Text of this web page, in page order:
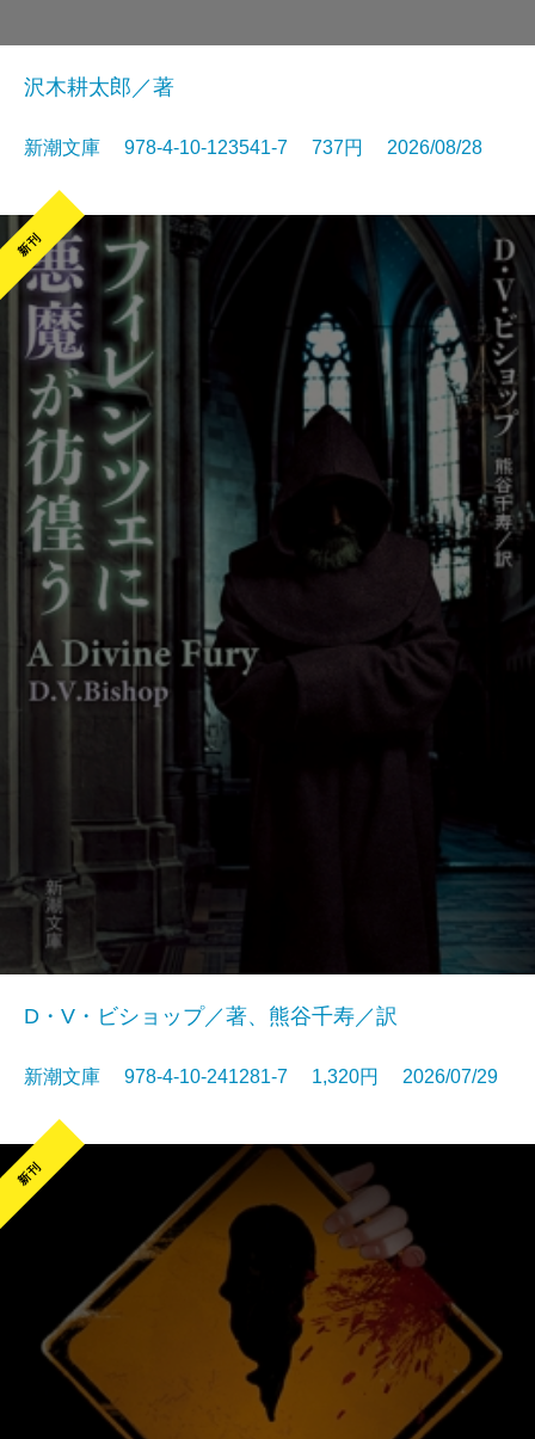
沢木耕太郎／著
新潮文庫 978-4-10-123541-7 737円 2026/08/28
新刊
D・V・ビショップ／著、熊谷千寿／訳
新潮文庫 978-4-10-241281-7 1,320円 2026/07/29
新刊